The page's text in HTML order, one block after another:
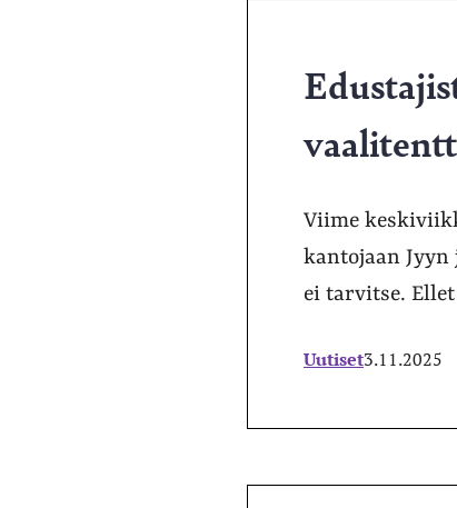
Viime
kantojaan
ei tarvitse.
Uutiset3.11.2025